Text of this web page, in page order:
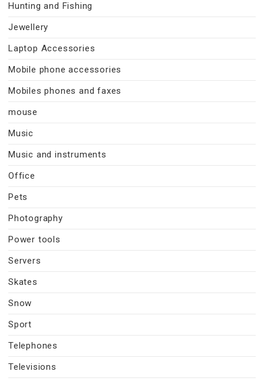
Hunting and Fishing
Jewellery
Laptop Accessories
Mobile phone accessories
Mobiles phones and faxes
mouse
Music
Music and instruments
Office
Pets
Photography
Power tools
Servers
Skates
Snow
Sport
Telephones
Televisions